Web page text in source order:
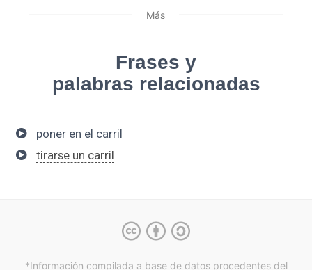
Más
Frases y
palabras relacionadas
poner en el carril
tirarse un carril
*Información compilada a base de datos procedentes del